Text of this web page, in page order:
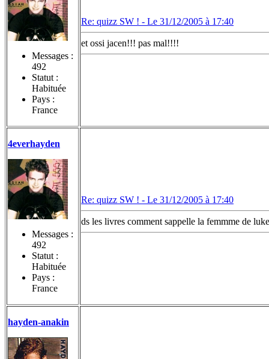
Messages :
492
Statut :
Habituée
Pays :
France
Re: quizz SW ! - Le 31/12/2005 à 17:40
et ossi jacen!!! pas mal!!!!
4everhayden
Messages :
492
Statut :
Habituée
Pays :
France
Re: quizz SW ! - Le 31/12/2005 à 17:40
ds les livres comment sappelle la femmme de
hayden-anakin